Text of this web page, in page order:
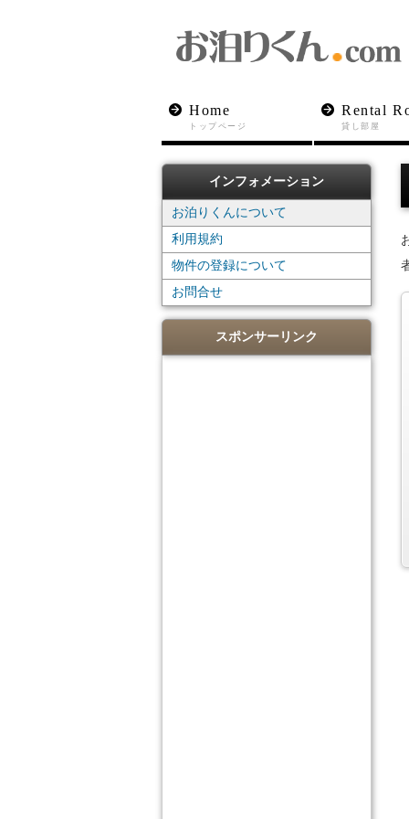
Home
トップページ
Rental
貸し部屋
インフォメーション
お泊りくんについて
利用規約
物件の登録について
お問合せ
スポンサーリンク